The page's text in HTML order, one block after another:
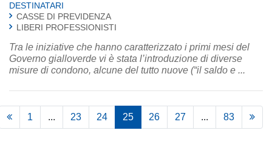
DESTINATARI
CASSE DI PREVIDENZA
LIBERI PROFESSIONISTI
Tra le iniziative che hanno caratterizzato i primi mesi del
Governo gialloverde vi è stata l’introduzione di diverse
misure di condono, alcune del tutto nuove (“il saldo e ...
1 ... 23 24 25 26 27 ... 83